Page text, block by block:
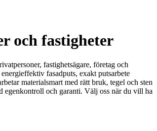
och fastigheter
fastighetsägare, företag och
fasadputs, exakt putsarbete
materialsmart med rätt bruk, tegel och sten
och garanti. Välj oss när du vill ha